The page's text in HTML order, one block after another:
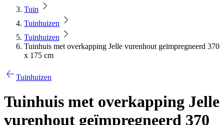
Tuin
Tuinhuizen
Tuinhuizen
Tuinhuis met overkapping Jelle vurenhout geïmpregneerd 370
x 175 cm
Tuinhuizen
Tuinhuis met overkapping Jelle
vurenhout geïmpregneerd 370